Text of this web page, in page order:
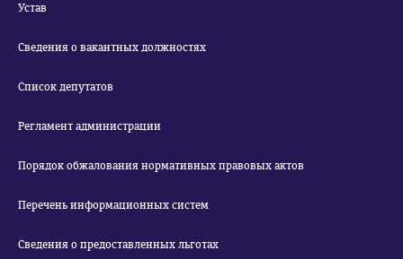
Устав
Сведения о вакантных должностях
Список депутатов
Регламент администрации
Порядок обжалования нормативных правовых актов
Перечень информационных систем
Сведения о предоставленных льготах